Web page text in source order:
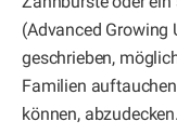
(Advanced Growing
geschrieben,
Familien
können, abzudecken.